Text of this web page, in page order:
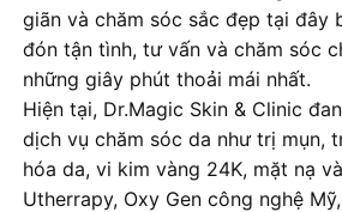
giãn và chăm sóc sắc đẹp tại đây
đón tận tình, tư vấn và chăm sóc
những giây phút thoải mái nhất.
Hiện tại, Dr.Magic Skin & Clinic
dịch vụ chăm sóc da như trị mụn,
hóa da, vi kim vàng 24K, mặt nạ
Utherrapy, Oxy Gen công nghệ